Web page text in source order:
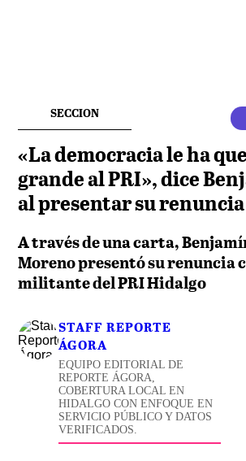
SECCION
«La democracia le ha
grande al PRI», dice
al presentar su
A través de una carta,
Moreno presentó su renuncia
militante del PRI Hidalgo
STAFF REPORTE
ÁGORA
EQUIPO EDITORIAL DE
REPORTE ÁGORA,
COBERTURA LOCAL EN
HIDALGO CON ENFOQUE EN
SERVICIO PÚBLICO Y DATOS
VERIFICADOS.